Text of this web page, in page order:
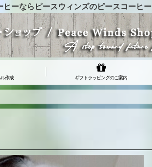
ヒーならピースウィンズのピースコーヒー
作成 ギフトラッピングのご案内